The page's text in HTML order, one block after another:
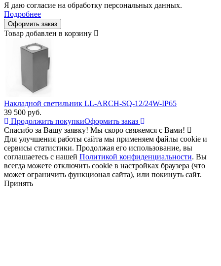
Я даю согласие на обработку персональных данных.
Подробнее
Оформить заказ
Товар добавлен в корзину
Накладной светильник LL-ARCH-SQ-12/24W-IP65
39 500 руб.
Продолжить покупкиОформить заказ
Спасибо за Вашу заявку! Мы скоро свяжемся с Вами!
Для улучшения работы сайта мы применяем файлы cookie и
сервисы статистики. Продолжая его использование, вы
соглашаетесь с нашей Политикой конфиденциальности. Вы
всегда можете отключить cookie в настройках браузера (что
может ограничить функционал сайта), или покинуть сайт.
Принять